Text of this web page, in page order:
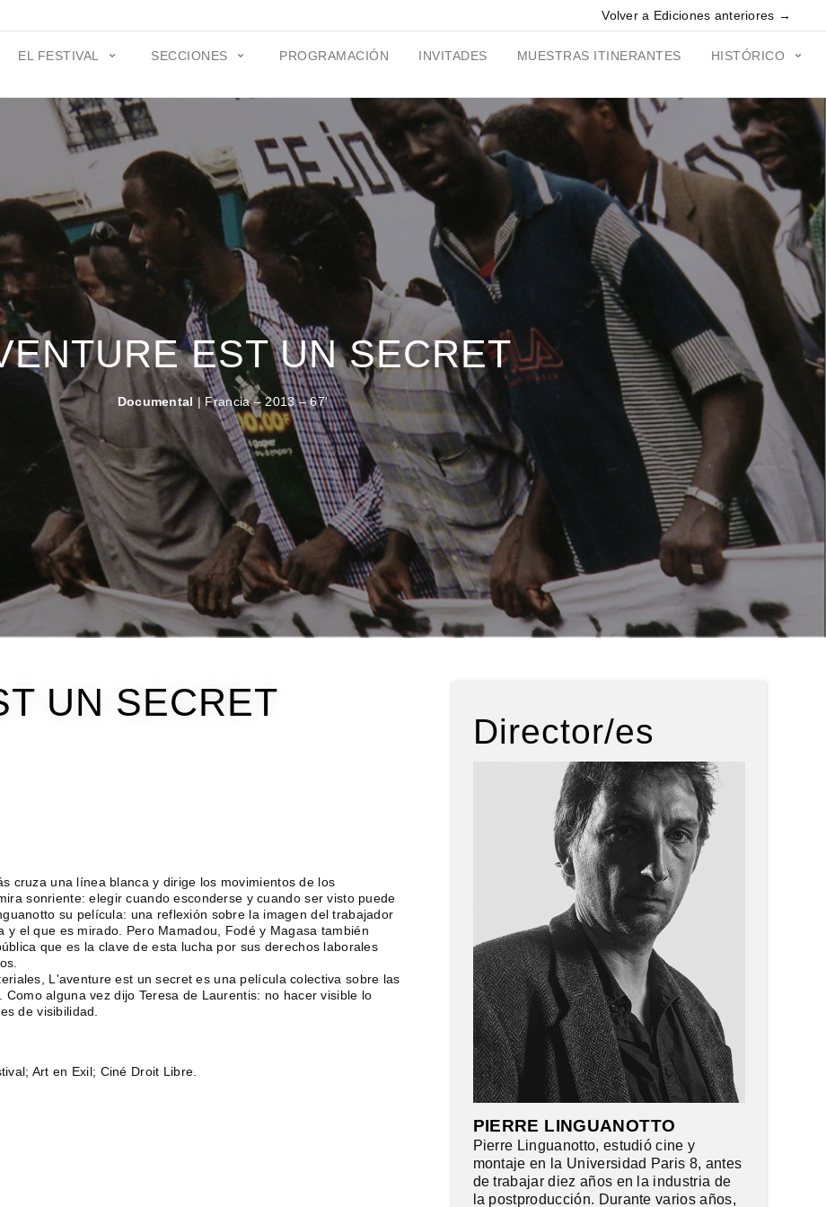
Volver a Ediciones anteriores →
EL FESTIVAL SECCIONES PROGRAMACIÓN INVITADES MUESTRAS ITINERANTES HISTÓRICO
EST UN SECRET
Documental | Francia – 2013 – 67'
UN SECRET
cruza una línea blanca y dirige los movimientos de los
sonriente: elegir cuando esconderse y cuando ser visto puede
su película: una reflexión sobre la imagen del trabajador
el que es mirado. Pero Mamadou, Fodé y Magasa también
que es la clave de esta lucha por sus derechos laborales
L'aventure est un secret es una película colectiva sobre las
alguna vez dijo Teresa de Laurentis: no hacer visible lo
de visibilidad.
Art en Exil; Ciné Droit Libre.
Director/es
PIERRE LINGUANOTTO
Pierre Linguanotto, estudió cine y
montaje en la Universidad Paris 8, antes
de trabajar diez años en la industria de
la postproducción. Durante varios años,